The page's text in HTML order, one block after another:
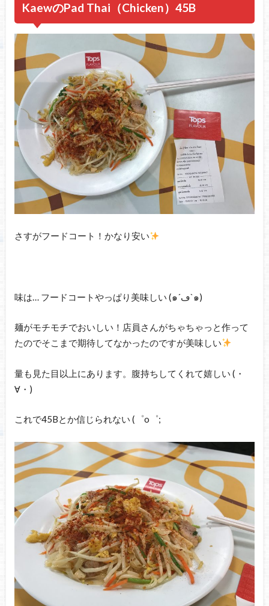
KaewのPad Thai（Chicken）45B
さすがフードコート！かなり安い
味は… フードコートやっぱり美味しい (๑´ڡ`๑)
麺がモチモチでおいしい！店員さんがちゃちゃっと作って
たのでそこまで期待してなかったのですが美味しい
量も見た目以上にあります。腹持ちしてくれて嬉しい (・
∀・)
これで45Bとか信じられない (゜o゜;